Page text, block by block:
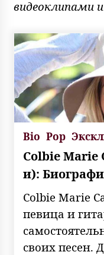
видеоклипами
Bio Pop
Colbie Marie
и):
Colbie Marie
певица и
своих песен.